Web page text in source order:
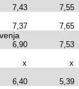
7,43 7,55
7,37 7,65
6,90 7,53
x x
6,40 5,39